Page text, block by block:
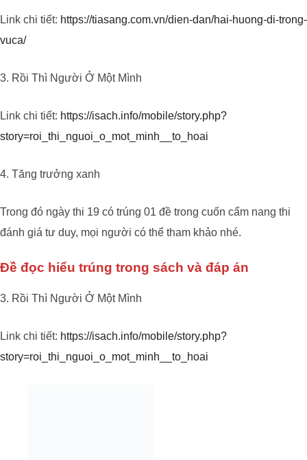
Link chi tiết: https://tiasang.com.vn/dien-dan/hai-huong-di-trong-
vuca/
3. Rồi Thì Người Ở Một Mình
Link chi tiết: https://isach.info/mobile/story.php?
story=roi_thi_nguoi_o_mot_minh__to_hoai
4. Tăng trưởng xanh
Trong đó ngày thi 19 có trúng 01 đề trong cuốn cẩm nang thi
đánh giá tư duy, mọi người có thể tham khảo nhé.
Đề đọc hiểu trúng trong sách và đáp án
3. Rồi Thì Người Ở Một Mình
Link chi tiết: https://isach.info/mobile/story.php?
story=roi_thi_nguoi_o_mot_minh__to_hoai